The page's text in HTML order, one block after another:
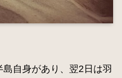
自身があり、翌2日は羽